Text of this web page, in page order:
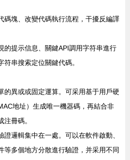
碼塊、改變代碼執行流程，干擾反編譯
的提示信息、關鍵API調用字符串進行
串搜索定位關鍵代碼。
的異或或固定運算。可采用基于用戶硬
地址）生成唯一機器碼，再結合非
冊碼。
證邏輯集中在一處。可以在軟件啟動、
等多個地方分散進行驗證，并采用不同